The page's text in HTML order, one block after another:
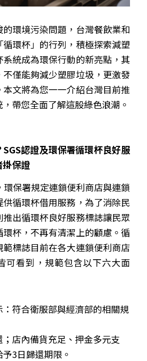
環境污染問題，台灣餐飲業和
環杯」的行列，積極探索減塑
統成為環保行動的新亮點，其
僅能夠減少塑膠垃圾，更激發
文將為您一一介紹台灣目前推
帶您全面了解這股綠色浪潮。
SGS認證及環保署循環杯良好服
掛保證
環保署規定連鎖便利商店與連鎖
循環杯借用服務，為了消除民
出循環杯良好服務標誌讓民眾
杯，不再有清潔上的顧慮。循
標誌目前在各大連鎖便利商店
可看到，規範包含以下六大面
符合衛服部與經濟部的相關規
店內備貨充足、押金多元支
予3日歸還期限。